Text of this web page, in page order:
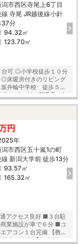
市西区寺尾上6丁目
線 寺尾 JR越後線小針
分
94.32㎡
123.70㎡
可 ◎小学校徒歩１０分
床暖房付きのリビング
リビングに床暖房で冬
ンパクトな３ＬＤＫ 〇
も便利 〇安心安全のＩ
完備でお洗濯物も安心
地盤改良済
円
年
市西区五十嵐1の町
線 新潟大学前 徒歩13分
93.57㎡
165.32㎡
アクセス良好 ■３台駐
業施設が車で６分 ■コ
ン１台完備 【教
分 【おすす